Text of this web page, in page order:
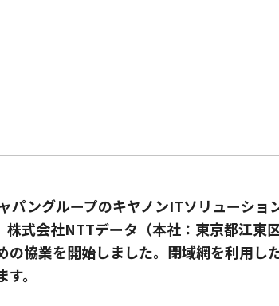
パングループのキヤノンITソリューシ
株式会社NTTデータ（本社：東京都江
の協業を開始しました。閉域網を利用
。